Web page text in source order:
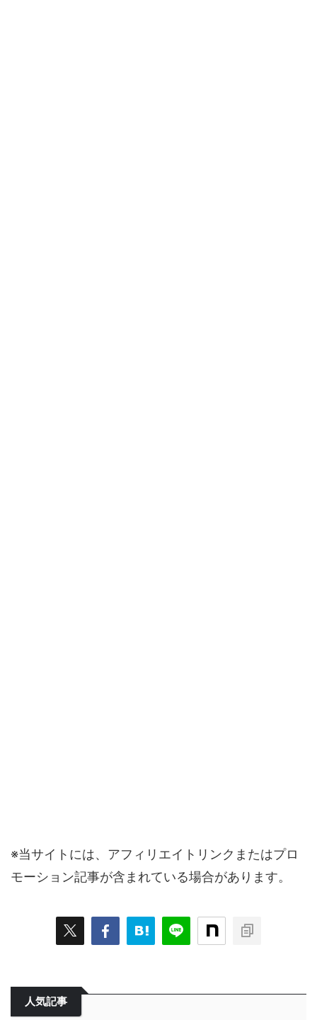
※当サイトには、アフィリエイトリンクまたはプロ
モーション記事が含まれている場合があります。
人気記事